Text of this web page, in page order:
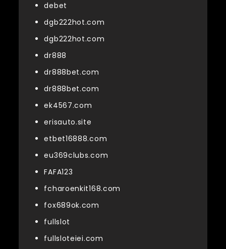
debet
dgb222hot.com
dgb222hot.com
dr888
dr888bet.com
dr888bet.com
ek4567.com
erisauto.site
etbet16888.com
eu369clubs.com
FAFA123
fcharoenkit168.com
fox689ok.com
fullslot
fullsloteiei.com